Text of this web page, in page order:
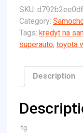
SKU:
Category:
Tags: kredyt na
superauto, toyota
Description
.tg